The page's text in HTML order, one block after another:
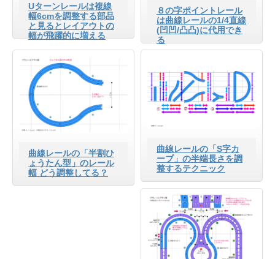
Uターンレールは複線
幅6cmを調整する部品
と見るとレイアウトの
幅が飛躍的に増える
８の字ポイントレール
は曲線レールの1/4直線
(凹凹/凸凸)に代用でき
る
曲線レールの「半割ひ
ょうたん型」のレール
幅 どう調整してる？
曲線レールの「S字カ
ーブ」の半端長さを調
整するテクニック